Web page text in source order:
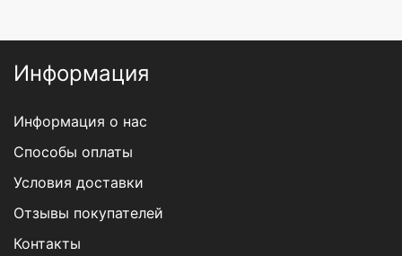
Информация
Информация о нас
Способы оплаты
Условия доставки
Отзывы покупателей
Контакты